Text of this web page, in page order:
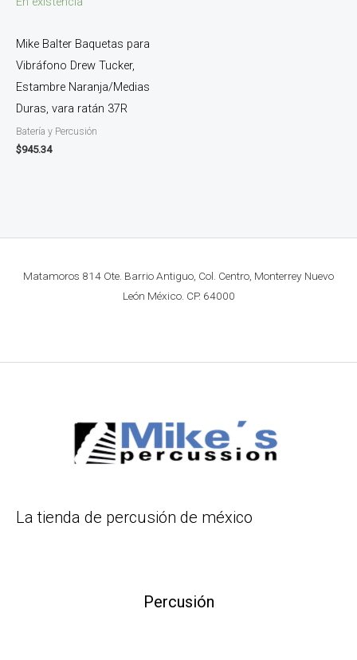
Mike Balter Baquetas para
Vibráfono Drew Tucker,
Estambre Naranja/Medias
Duras, vara ratán 37R
Batería y Percusión
$945.34
Matamoros 814 Ote. Barrio Antiguo, Col. Centro, Monterrey Nuevo
León México. CP. 64000
La tienda de percusión de méxico
Percusión